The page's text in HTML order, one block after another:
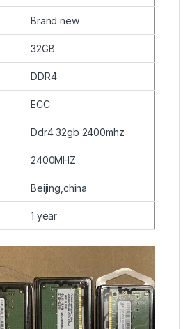
Brand new
32GB
DDR4
ECC
Ddr4 32gb 2400mhz
2400MHZ
Beijing,china
1 year